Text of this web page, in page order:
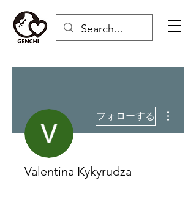
フォローする
Valentina Kykyrudza